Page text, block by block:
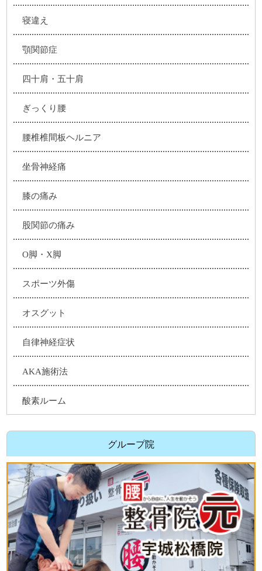
寝違え
顎関節症
四十肩・五十肩
ぎっくり腰
腰椎椎間板ヘルニア
坐骨神経痛
膝の痛み
股関節の痛み
O脚・X脚
スポーツ外傷
オスグット
自律神経症状
AKA施術法
酸素ルーム
グループ院